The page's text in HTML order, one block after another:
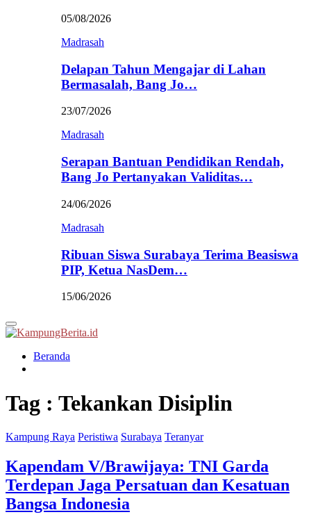
05/08/2026
Madrasah
Delapan Tahun Mengajar di Lahan
Bermasalah, Bang Jo…
23/07/2026
Madrasah
Serapan Bantuan Pendidikan Rendah,
Bang Jo Pertanyakan Validitas…
24/06/2026
Madrasah
Ribuan Siswa Surabaya Terima Beasiswa
PIP, Ketua NasDem…
15/06/2026
Primary
Menu
Beranda
Tag : Tekankan Disiplin
Kampung Raya Peristiwa Surabaya Teranyar
Kapendam V/Brawijaya: TNI Garda
Terdepan Jaga Persatuan dan Kesatuan
Bangsa Indonesia